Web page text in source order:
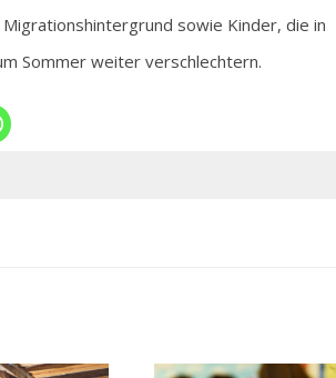
sowie Kinder, die in
Sommer weiter verschlechtern.